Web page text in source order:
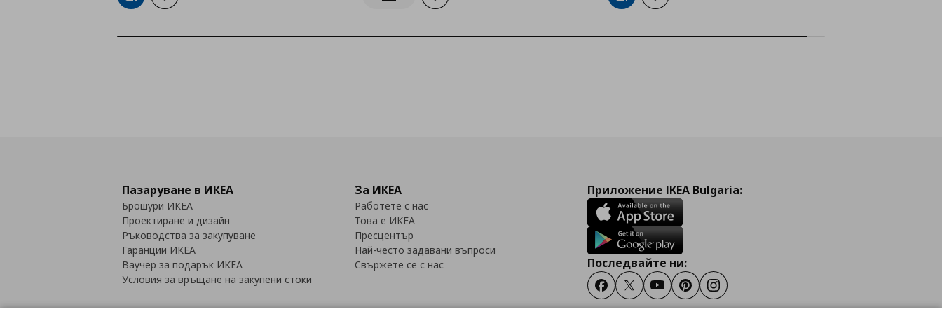
Пазаруване в ИКЕА
Брошури ИКЕА
Проектиране и дизайн
Ръководства за закупуване
Гаранции ИКЕА
Ваучер за подарък ИКЕА
Условия за връщане на закупени стоки
За ИКЕА
Работете с нас
Това е ИКЕА
Пресцентър
Най-често задавани въпроси
Свържете се с нас
Приложение IKEA Bulgaria:
Последвайте ни:
FacebookTwitterYoutubePinterestInstagram